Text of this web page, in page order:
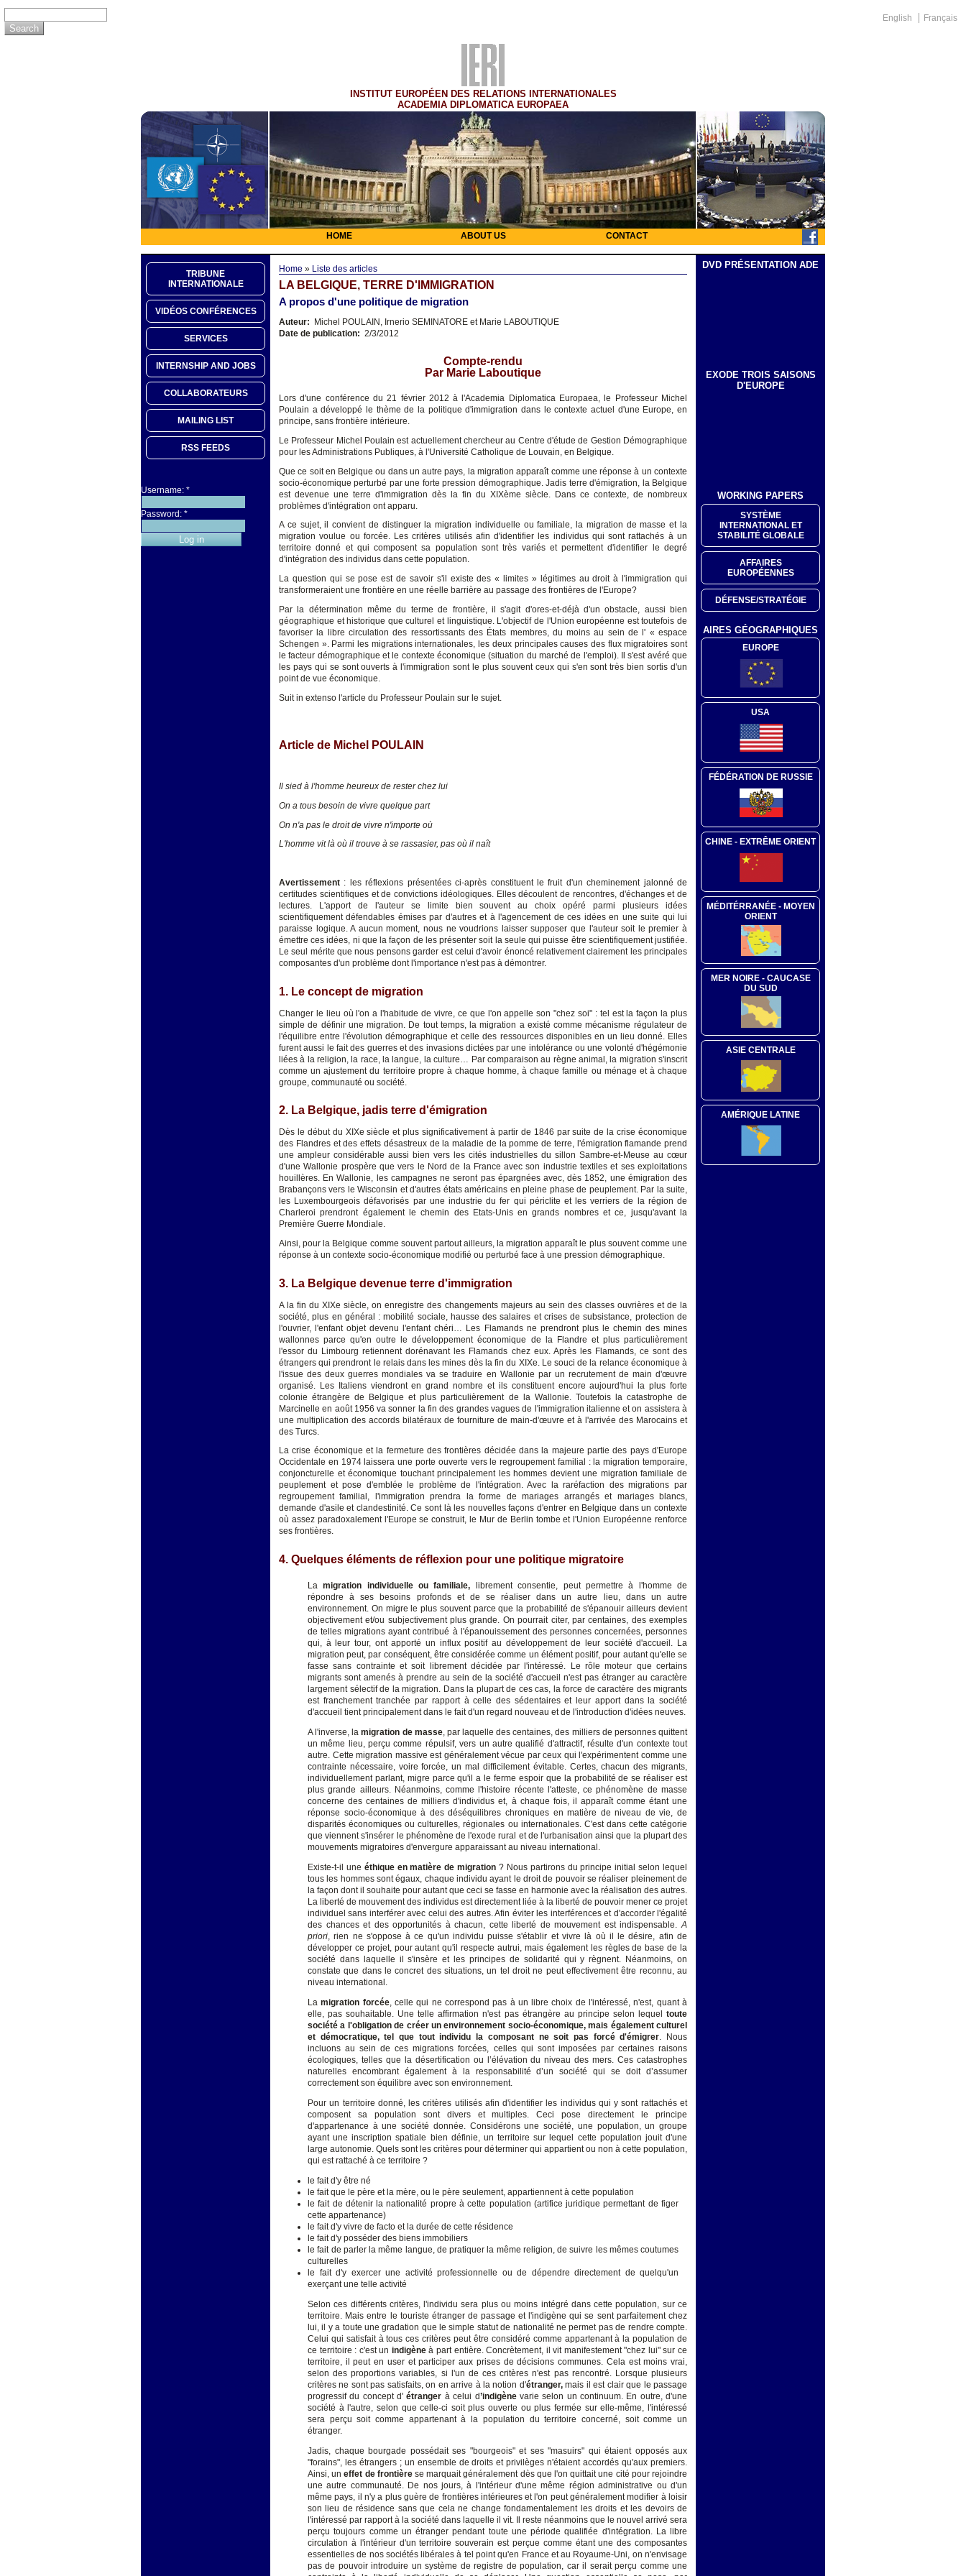
English Français
INSTITUT EUROPÉEN DES RELATIONS INTERNATIONALES
ACADEMIA DIPLOMATICA EUROPAEA
HOME ABOUT US CONTACT
TRIBUNE
INTERNATIONALE
VIDÉOS CONFÉRENCES
SERVICES
INTERNSHIP AND JOBS
COLLABORATEURS
MAILING LIST
RSS FEEDS
Username: *
Password: *
Home » Liste des articles
LA BELGIQUE, TERRE D'IMMIGRATION
A propos d'une politique de migration
Auteur: Michel POULAIN, Irnerio SEMINATORE et Marie LABOUTIQUE
Date de publication: 2/3/2012
Compte-rendu
Par Marie Laboutique
Lors d'une conférence du 21 février 2012 à l'Academia Diplomatica Europaea, le Professeur Michel
Poulain a développé le thème de la politique d'immigration dans le contexte actuel d'une Europe, en
principe, sans frontière intérieure.
Le Professeur Michel Poulain est actuellement chercheur au Centre d'étude de Gestion Démographique
pour les Administrations Publiques, à l'Université Catholique de Louvain, en Belgique.
Que ce soit en Belgique ou dans un autre pays, la migration apparaît comme une réponse à un contexte
socio-économique perturbé par une forte pression démographique. Jadis terre d'émigration, la Belgique
est devenue une terre d'immigration dès la fin du XIXème siècle. Dans ce contexte, de nombreux
problèmes d'intégration ont apparu.
A ce sujet, il convient de distinguer la migration individuelle ou familiale, la migration de masse et la
migration voulue ou forcée. Les critères utilisés afin d'identifier les individus qui sont rattachés à un
territoire donné et qui composent sa population sont très variés et permettent d'identifier le degré
d'intégration des individus dans cette population.
La question qui se pose est de savoir s'il existe des « limites » légitimes au droit à l'immigration qui
transformeraient une frontière en une réelle barrière au passage des frontières de l'Europe?
Par la détermination même du terme de frontière, il s'agit d'ores-et-déjà d'un obstacle, aussi bien
géographique et historique que culturel et linguistique. L'objectif de l'Union européenne est toutefois de
favoriser la libre circulation des ressortissants des États membres, du moins au sein de l' « espace
Schengen ». Parmi les migrations internationales, les deux principales causes des flux migratoires sont
le facteur démographique et le contexte économique (situation du marché de l'emploi). Il s'est avéré que
les pays qui se sont ouverts à l'immigration sont le plus souvent ceux qui s'en sont très bien sortis d'un
point de vue économique.
Suit in extenso l'article du Professeur Poulain sur le sujet.
Article de Michel POULAIN
Il sied à l'homme heureux de rester chez lui
On a tous besoin de vivre quelque part
On n'a pas le droit de vivre n'importe où
L'homme vit là où il trouve à se rassasier, pas où il naît
Avertissement : les réflexions présentées ci-après constituent le fruit d'un cheminement jalonné de
certitudes scientifiques et de convictions idéologiques. Elles découlent de rencontres, d'échanges et de
lectures. L'apport de l'auteur se limite bien souvent au choix opéré parmi plusieurs idées
scientifiquement défendables émises par d'autres et à l'agencement de ces idées en une suite qui lui
paraisse logique. A aucun moment, nous ne voudrions laisser supposer que l'auteur soit le premier à
émettre ces idées, ni que la façon de les présenter soit la seule qui puisse être scientifiquement justifiée.
Le seul mérite que nous pensons garder est celui d'avoir énoncé relativement clairement les principales
composantes d'un problème dont l'importance n'est pas à démontrer.
1. Le concept de migration
Changer le lieu où l'on a l'habitude de vivre, ce que l'on appelle son "chez soi" : tel est la façon la plus
simple de définir une migration. De tout temps, la migration a existé comme mécanisme régulateur de
l'équilibre entre l'évolution démographique et celle des ressources disponibles en un lieu donné. Elles
furent aussi le fait des guerres et des invasions dictées par une intolérance ou une volonté d'hégémonie
liées à la religion, la race, la langue, la culture… Par comparaison au règne animal, la migration s'inscrit
comme un ajustement du territoire propre à chaque homme, à chaque famille ou ménage et à chaque
groupe, communauté ou société.
2. La Belgique, jadis terre d'émigration
Dès le début du XIXe siècle et plus significativement à partir de 1846 par suite de la crise économique
des Flandres et des effets désastreux de la maladie de la pomme de terre, l'émigration flamande prend
une ampleur considérable aussi bien vers les cités industrielles du sillon Sambre-et-Meuse au cœur
d'une Wallonie prospère que vers le Nord de la France avec son industrie textiles et ses exploitations
houillères. En Wallonie, les campagnes ne seront pas épargnées avec, dès 1852, une émigration des
Brabançons vers le Wisconsin et d'autres états américains en pleine phase de peuplement. Par la suite,
les Luxembourgeois défavorisés par une industrie du fer qui périclite et les verriers de la région de
Charleroi prendront également le chemin des Etats-Unis en grands nombres et ce, jusqu'avant la
Première Guerre Mondiale.
Ainsi, pour la Belgique comme souvent partout ailleurs, la migration apparaît le plus souvent comme une
réponse à un contexte socio-économique modifié ou perturbé face à une pression démographique.
3. La Belgique devenue terre d'immigration
A la fin du XIXe siècle, on enregistre des changements majeurs au sein des classes ouvrières et de la
société, plus en général : mobilité sociale, hausse des salaires et crises de subsistance, protection de
l'ouvrier, l'enfant objet devenu l'enfant chéri… Les Flamands ne prendront plus le chemin des mines
wallonnes parce qu'en outre le développement économique de la Flandre et plus particulièrement
l'essor du Limbourg retiennent dorénavant les Flamands chez eux. Après les Flamands, ce sont des
étrangers qui prendront le relais dans les mines dès la fin du XIXe. Le souci de la relance économique à
l'issue des deux guerres mondiales va se traduire en Wallonie par un recrutement de main d'œuvre
organisé. Les Italiens viendront en grand nombre et ils constituent encore aujourd'hui la plus forte
colonie étrangère de Belgique et plus particulièrement de la Wallonie. Toutefois la catastrophe de
Marcinelle en août 1956 va sonner la fin des grandes vagues de l'immigration italienne et on assistera à
une multiplication des accords bilatéraux de fourniture de main-d'œuvre et à l'arrivée des Marocains et
des Turcs.
La crise économique et la fermeture des frontières décidée dans la majeure partie des pays d'Europe
Occidentale en 1974 laissera une porte ouverte vers le regroupement familial : la migration temporaire,
conjoncturelle et économique touchant principalement les hommes devient une migration familiale de
peuplement et pose d'emblée le problème de l'intégration. Avec la raréfaction des migrations par
regroupement familial, l'immigration prendra la forme de mariages arrangés et mariages blancs,
demande d'asile et clandestinité. Ce sont là les nouvelles façons d'entrer en Belgique dans un contexte
où assez paradoxalement l'Europe se construit, le Mur de Berlin tombe et l'Union Européenne renforce
ses frontières.
4. Quelques éléments de réflexion pour une politique migratoire
Lamigration individuelle ou familiale, librement consentie, peut permettre à l'homme de
répondre à ses besoins profonds et de se réaliser dans un autre lieu, dans un autre
environnement. On migre le plus souvent parce que la probabilité de s'épanouir ailleurs devient
objectivement et/ou subjectivement plus grande. On pourrait citer, par centaines, des exemples
de telles migrations ayant contribué à l'épanouissement des personnes concernées, personnes
qui, à leur tour, ont apporté un influx positif au développement de leur société d'accueil. La
migration peut, par conséquent, être considérée comme un élément positif, pour autant qu'elle se
fasse sans contrainte et soit librement décidée par l'intéressé. Le rôle moteur que certains
migrants sont amenés à prendre au sein de la société d'accueil n'est pas étranger au caractère
largement sélectif de la migration. Dans la plupart de ces cas, la force de caractère des migrants
est franchement tranchée par rapport à celle des sédentaires et leur apport dans la société
d'accueil tient principalement dans le fait d'un regard nouveau et de l'introduction d'idées neuves.
A l'inverse, lamigration de masse, par laquelle des centaines, des milliers de personnes quittent
un même lieu, perçu comme répulsif, vers un autre qualifié d'attractif, résulte d'un contexte tout
autre. Cette migration massive est généralement vécue par ceux qui l'expérimentent comme une
contrainte nécessaire, voire forcée, un mal difficilement évitable. Certes, chacun des migrants,
individuellement parlant, migre parce qu'il a le ferme espoir que la probabilité de se réaliser est
plus grande ailleurs. Néanmoins, comme l'histoire récente l'atteste, ce phénomène de masse
concerne des centaines de milliers d'individus et, à chaque fois, il apparaît comme étant une
réponse socio-économique à des déséquilibres chroniques en matière de niveau de vie, de
disparités économiques ou culturelles, régionales ou internationales. C'est dans cette catégorie
que viennent s'insérer le phénomène de l'exode rural et de l'urbanisation ainsi que la plupart des
mouvements migratoires d'envergure apparaissant au niveau international.
Existe-t-il une éthique en matière de migration ? Nous partirons du principe initial selon lequel
tous les hommes sont égaux, chaque individu ayant le droit de pouvoir se réaliser pleinement de
la façon dont il souhaite pour autant que ceci se fasse en harmonie avec la réalisation des autres.
La liberté de mouvement des individus est directement liée à la liberté de pouvoir mener ce projet
individuel sans interférer avec celui des autres. Afin éviter les interférences et d'accorder l'égalité
des chances et des opportunités à chacun, cette liberté de mouvement est indispensable.A
priori, rien ne s'oppose à ce qu'un individu puisse s'établir et vivre là où il le désire, afin de
développer ce projet, pour autant qu'il respecte autrui, mais également les règles de base de la
société dans laquelle il s'insère et les principes de solidarité qui y règnent. Néanmoins, on
constate que dans le concret des situations, un tel droit ne peut effectivement être reconnu, au
niveau international.
Lamigration forcée, celle qui ne correspond pas à un libre choix de l'intéressé, n'est, quant à
elle, pas souhaitable. Une telle affirmation n'est pas étrangère au principe selon lequel toute
société a l'obligation de créer un environnement socio-économique, mais également culturel
et démocratique, tel que tout individu la composant ne soit pas forcé d'émigrer. Nous
incluons au sein de ces migrations forcées, celles qui sont imposées par certaines raisons
écologiques, telles que la désertification ou l’élévation du niveau des mers. Ces catastrophes
naturelles encombrant également à la responsabilité d’un société qui se doit d’assumer
correctement son équilibre avec son environnement.
Pour un territoire donné, les critères utilisés afin d'identifier les individus qui y sont rattachés et
composent sa population sont divers et multiples. Ceci pose directement le principe
d'appartenance à une société donnée. Considérons une société, une population, un groupe
ayant une inscription spatiale bien définie, un territoire sur lequel cette population jouit d'une
large autonomie. Quels sont les critères pour déterminer qui appartient ou non à cette population,
qui est rattaché à ce territoire ?
le fait d'y être né
le fait que le père et la mère, ou le père seulement, appartiennent à cette population
le fait de détenir la nationalité propre à cette population (artifice juridique permettant de figer
cette appartenance)
le fait d'y vivre de facto et la durée de cette résidence
le fait d'y posséder des biens immobiliers
le fait de parler la même langue, de pratiquer la même religion, de suivre les mêmes coutumes
culturelles
le fait d'y exercer une activité professionnelle ou de dépendre directement de quelqu'un
exerçant une telle activité
Selon ces différents critères, l'individu sera plus ou moins intégré dans cette population, sur ce
territoire. Mais entre le touriste étranger de passage et l'indigène qui se sent parfaitement chez
lui, il y a toute une gradation que le simple statut de nationalité ne permet pas de rendre compte.
Celui qui satisfait à tous ces critères peut être considéré comme appartenant à la population de
ce territoire : c'est un indigèneà part entière. Concrètement, il vit manifestement "chez lui" sur ce
territoire, il peut en user et participer aux prises de décisions communes. Cela est moins vrai,
selon des proportions variables, si l'un de ces critères n'est pas rencontré. Lorsque plusieurs
critères ne sont pas satisfaits, on en arrive à la notion d'étranger,mais il est clair que le passage
progressif du concept d'étranger à celui d’indigènevarie selon un continuum. En outre, d'une
société à l'autre, selon que celle-ci soit plus ouverte ou plus fermée sur elle-même, l'intéressé
sera perçu soit comme appartenant à la population du territoire concerné, soit comme un
étranger.
Jadis, chaque bourgade possédait ses "bourgeois" et ses "masuirs" qui étaient opposés aux
"forains", les étrangers ; un ensemble de droits et privilèges n'étaient accordés qu'aux premiers.
Ainsi, uneffet de frontièrese marquait généralement dès que l'on quittait une cité pour rejoindre
une autre communauté. De nos jours, à l'intérieur d'une même région administrative ou d'un
même pays, il n'y a plus guère de frontières intérieures et l'on peut généralement modifier à loisir
son lieu de résidence sans que cela ne change fondamentalement les droits et les devoirs de
l'intéressé par rapport à la société dans laquelle il vit. Il reste néanmoins que le nouvel arrivé sera
perçu toujours comme un étranger pendant toute une période qualifiée d'intégration. La libre
circulation à l'intérieur d'un territoire souverain est perçue comme étant une des composantes
essentielles de nos sociétés libérales à tel point qu'en France et au Royaume-Uni, on n'envisage
pas de pouvoir introduire un système de registre de population, car il serait perçu comme une
DVD PRÉSENTATION ADE
EXODE TROIS SAISONS
D'EUROPE
WORKING PAPERS
SYSTÈME
INTERNATIONAL ET
STABILITÉ GLOBALE
AFFAIRES
EUROPÉENNES
DÉFENSE/STRATÉGIE
AIRES GÉOGRAPHIQUES
EUROPE
USA
FÉDÉRATION DE RUSSIE
CHINE - EXTRÊME ORIENT
MÉDITÉRRANÉE - MOYEN
ORIENT
MER NOIRE - CAUCASE
DU SUD
ASIE CENTRALE
AMÉRIQUE LATINE